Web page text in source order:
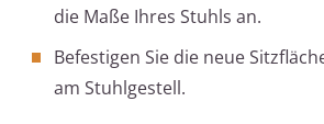
die Maße Ihres Stuhls an.
Befestigen Sie die neue
am Stuhlgestell.